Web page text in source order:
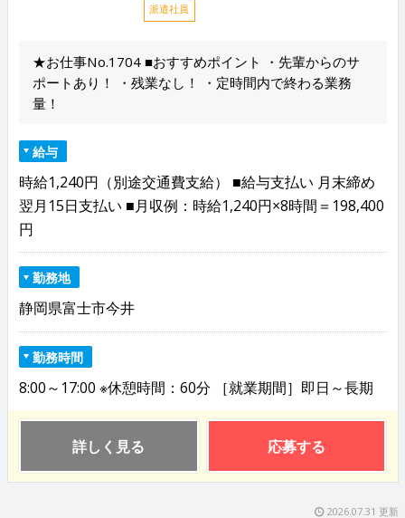
派遣社員
★お仕事No.1704 ■おすすめポイント ・先輩からのサ
ポートあり！ ・残業なし！ ・定時間内で終わる業務
量！
給与
時給1,240円（別途交通費支給） ■給与支払い 月末締め
翌月15日支払い ■月収例：時給1,240円×8時間＝198,400
円
勤務地
静岡県富士市今井
勤務時間
8:00～17:00 ※休憩時間：60分 ［就業期間］即日～長期
詳しく見る 応募する
2026.07.31 更新